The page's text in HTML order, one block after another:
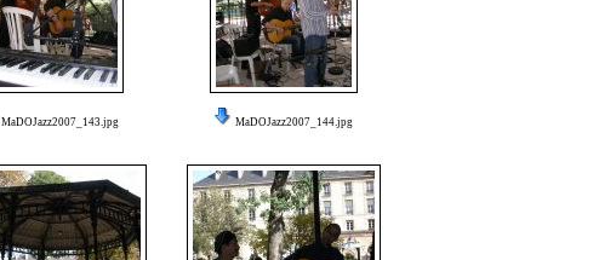
MaDOJazz2007_143.jpg MaDOJazz2007_144.jpg